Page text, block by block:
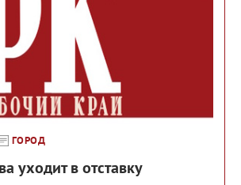
ГОРОД
уходит в отставку